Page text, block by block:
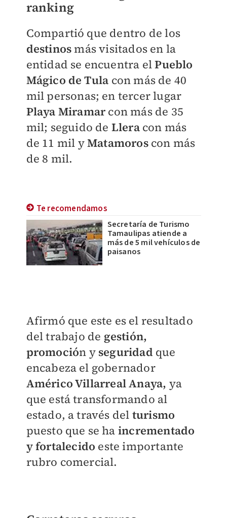
ranking
Compartió que dentro de los
destinosmás visitados en la
entidad se encuentra elPueblo
Mágico de Tula con más de 40
mil personas; en tercer lugar
Playa Miramarcon más de 35
mil; seguido de Llera con más
de 11 mil yMatamoroscon más
de 8 mil.
Te recomendamos
Secretaría de Turismo
Tamaulipas atiende a
más de 5 mil vehículos de
paisanos
Afirmó que este es el resultado
del trabajo de gestión,
promoción y seguridad que
encabeza el gobernador
Américo Villarreal Anaya, ya
que está transformando al
estado, a través del turismo
puesto que se ha incrementado
y fortalecido este importante
rubro comercial.